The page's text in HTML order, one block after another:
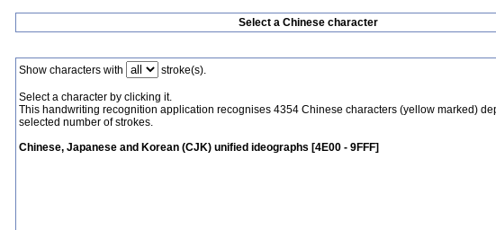
Select a Chinese character
Show characters with stroke(s).
Select a character by clicking it.
This handwriting recognition application recognises 4354 Chinese characters (yellow marked)
selected number of strokes.
Chinese, Japanese and Korean (CJK) unified ideographs [4E00 - 9FFF]